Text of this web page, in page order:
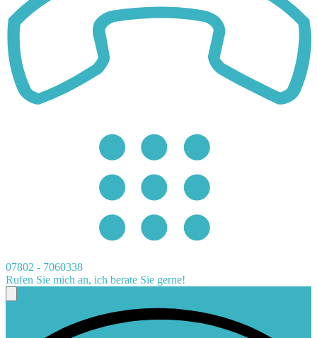
07802 - 7060338
Rufen Sie mich an, ich berate Sie gerne!